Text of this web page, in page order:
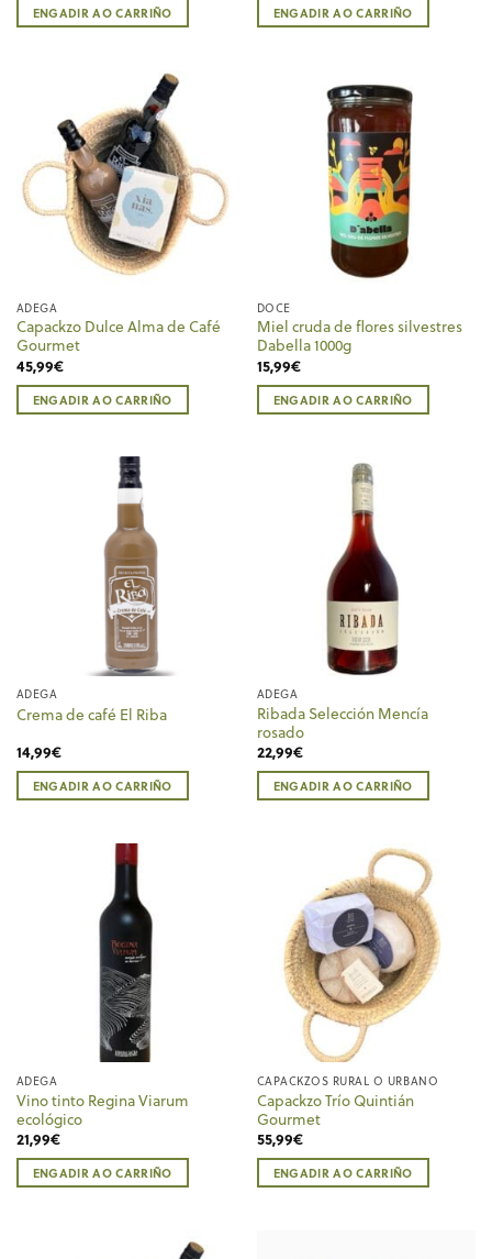
ENGADIR AO CARRIÑO ENGADIR AO CARRIÑO
ADEGA
Capackzo Dulce Alma de Café
Gourmet
45,99€
ENGADIR AO CARRIÑO
DOCE
Miel cruda de flores silvestres
Dabella 1000g
15,99€
ENGADIR AO CARRIÑO
ADEGA
Crema de café El Riba
14,99€
ENGADIR AO CARRIÑO
ADEGA
Ribada Selección Mencía
rosado
22,99€
ENGADIR AO CARRIÑO
ADEGA
Vino tinto Regina Viarum
ecológico
21,99€
ENGADIR AO CARRIÑO
CAPACKZOS RURAL O URBANO
Capackzo Trío Quintián
Gourmet
55,99€
ENGADIR AO CARRIÑO